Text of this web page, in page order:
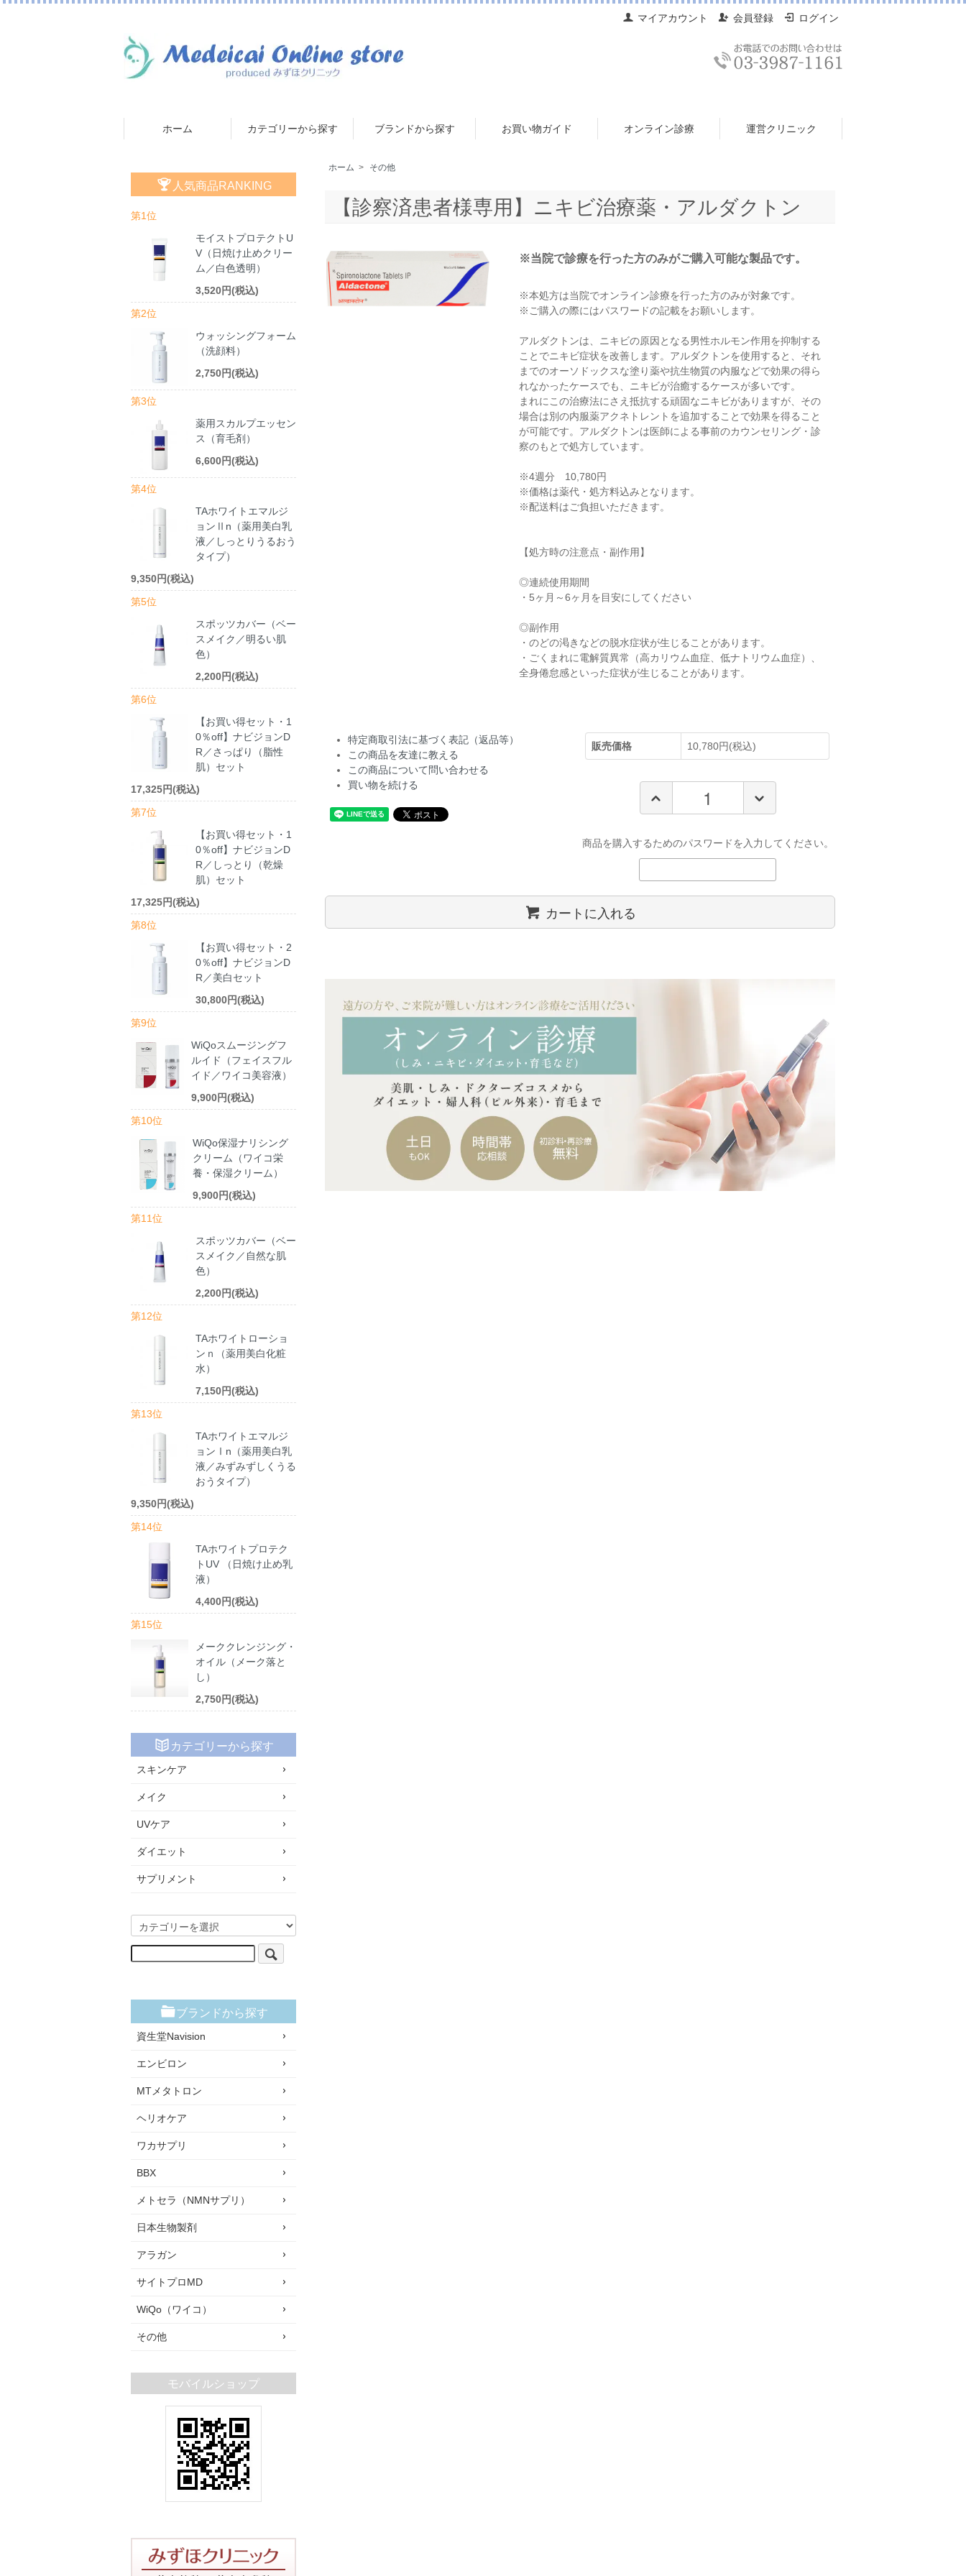
マイアカウント 会員登録 ログイン
ホーム カテゴリーから探す ブランドから探す お買い物ガイド オンライン診療 運営クリニック
ホーム > その他
【診察済患者様専用】ニキビ治療薬・アルダクトン
※当院で診療を行った方のみがご購入可能な製品です。
※本処方は当院でオンライン診療を行った方のみが対象です。
※ご購入の際にはパスワードの記載をお願いします。
アルダクトンは、ニキビの原因となる男性ホルモン作用を抑制する
ことでニキビ症状を改善します。アルダクトンを使用すると、それ
までのオーソドックスな塗り薬や抗生物質の内服などで効果の得ら
れなかったケースでも、ニキビが治癒するケースが多いです。
まれにこの治療法にさえ抵抗する頑固なニキビがありますが、その
場合は別の内服薬アクネトレントを追加することで効果を得ること
が可能です。アルダクトンは医師による事前のカウンセリング・診
察のもとで処方しています。
※4週分 10,780円
※価格は薬代・処方料込みとなります。
※配送料はご負担いただきます。
【処方時の注意点・副作用】
◎連続使用期間
・5ヶ月～6ヶ月を目安にしてください
◎副作用
・のどの渇きなどの脱水症状が生じることがあります。
・ごくまれに電解質異常（高カリウム血症、低ナトリウム血症）、
全身倦怠感といった症状が生じることがあります。
特定商取引法に基づく表記（返品等）
この商品を友達に教える
この商品について問い合わせる
買い物を続ける
販売価格 10,780円(税込)
商品を購入するためのパスワードを入力してください。
カートに入れる
人気商品RANKING
第1位
モイストプロテクトU
V（日焼け止めクリー
ム／白色透明）
3,520円(税込)
第2位
ウォッシングフォーム
（洗顔料）
2,750円(税込)
第3位
薬用スカルプエッセン
ス（育毛剤）
6,600円(税込)
第4位
TAホワイトエマルジ
ョンⅡn（薬用美白乳
液／しっとりうるおう
タイプ）
9,350円(税込)
第5位
スポッツカバー（ベー
スメイク／明るい肌
色）
2,200円(税込)
第6位
【お買い得セット・1
0％off】ナビジョンD
R／さっぱり（脂性
肌）セット
17,325円(税込)
第7位
【お買い得セット・1
0％off】ナビジョンD
R／しっとり（乾燥
肌）セット
17,325円(税込)
第8位
【お買い得セット・2
0％off】ナビジョンD
R／美白セット
30,800円(税込)
第9位
WiQoスムージングフ
ルイド（フェイスフル
イド／ワイコ美容液）
9,900円(税込)
第10位
WiQo保湿ナリシング
クリーム（ワイコ栄
養・保湿クリーム）
9,900円(税込)
第11位
スポッツカバー（ベー
スメイク／自然な肌
色）
2,200円(税込)
第12位
TAホワイトローショ
ンｎ（薬用美白化粧
水）
7,150円(税込)
第13位
TAホワイトエマルジ
ョンⅠn（薬用美白乳
液／みずみずしくうる
おうタイプ）
9,350円(税込)
第14位
TAホワイトプロテク
トUV （日焼け止め乳
液）
4,400円(税込)
第15位
メーククレンジング・
オイル（メーク落と
し）
2,750円(税込)
カテゴリーから探す
スキンケア
メイク
UVケア
ダイエット
サプリメント
ブランドから探す
資生堂Navision
エンビロン
MTメタトロン
ヘリオケア
ワカサプリ
BBX
メトセラ（NMNサプリ）
日本生物製剤
アラガン
サイトプロMD
WiQo（ワイコ）
その他
モバイルショップ